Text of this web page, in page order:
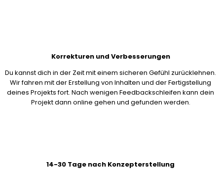
Korrekturen und Verbesserungen
Du kannst dich in der Zeit mit einem sicheren Gefühl zurücklehnen.
Wir fahren mit der Erstellung von Inhalten und der Fertigstellung
deines Projekts fort. Nach wenigen Feedbackschleifen kann dein
Projekt dann online gehen und gefunden werden.
14-30 Tage nach Konzepterstellung